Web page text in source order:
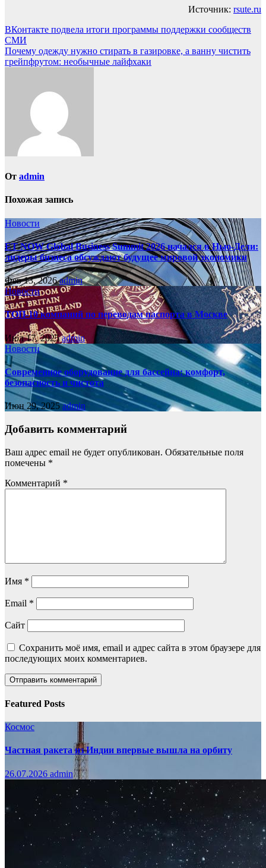
Источник: rsute.ru
Навигация
по
записям
ВКонтакте подвела итоги программы поддержки сообществ
СМИ
Почему одежду нужно стирать в газировке, а ванну чистить
грейпфрутом: необычные лайфхаки
От admin
Похожая запись
Новости
ET NOW Global Business Summit 2026 начался в Нью‑Дели:
лидеры бизнеса обсуждают будущее мировой экономики
Фев 13, 2026admin
Новости
ТОП-10 компаний по переводам паспорта в Москве
Июл 17, 2025admin
Новости
Современное оборудование для бассейна: комфорт,
безопасность и чистота
Июн 29, 2025admin
Добавить комментарий
Ваш адрес email не будет опубликован. Обязательные поля
помечены *
Комментарий *
Имя *
Email *
Сайт
Сохранить моё имя, email и адрес сайта в этом браузере для
последующих моих комментариев.
Featured Posts
Космос
Частная ракета из Индии впервые вышла на орбиту
26.07.2026 admin